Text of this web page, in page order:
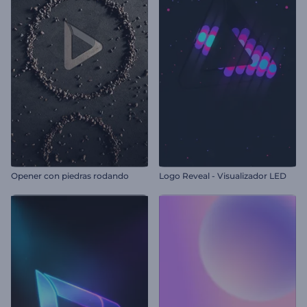
Opener con piedras rodando Logo Reveal - Visualizador LED